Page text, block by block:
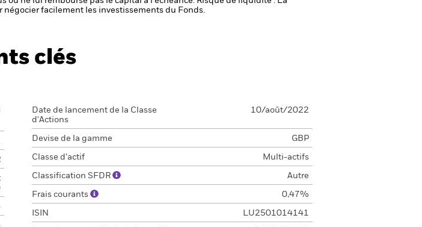
facilement les investissements du Fonds.
clés
Date de lancement de la Classe
d'Actions
10/août/2022
Devise de la gamme GBP
Classe d’actif Multi-actifs
Classification SFDR Autre
Frais courants 0,47%
ISIN LU2501014141